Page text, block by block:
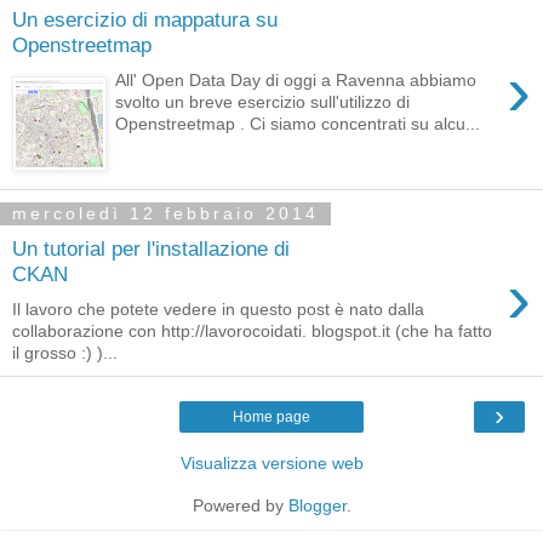
Un esercizio di mappatura su
Openstreetmap
›
All' Open Data Day di oggi a Ravenna abbiamo
svolto un breve esercizio sull'utilizzo di
Openstreetmap . Ci siamo concentrati su alcu...
mercoledì 12 febbraio 2014
Un tutorial per l'installazione di
CKAN
›
Il lavoro che potete vedere in questo post è nato dalla
collaborazione con http://lavorocoidati. blogspot.it (che ha fatto
il grosso :) )...
›
Home page
Visualizza versione web
Powered by Blogger.